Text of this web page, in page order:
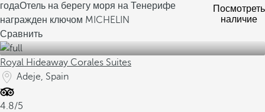
годаОтель на берегу моря на Тенерифе
награжден ключом MICHELIN
Посмотреть
наличие
Сравнить
Royal Hideaway Corales Suites
Adeje, Spain
4.8/5